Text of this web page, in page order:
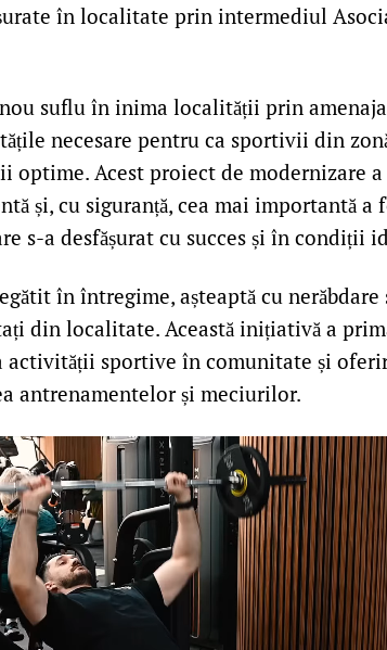
în localitate prin intermediul
suflu în inima localității prin
necesare pentru ca sportivii din
optime. Acest proiect de modernizare
și, cu siguranță, cea mai importantă a
s-a desfășurat cu succes și în condiții
în întregime, așteaptă cu nerăbdare
din localitate. Această inițiativă a
activității sportive în comunitate și
antrenamentelor și meciurilor.